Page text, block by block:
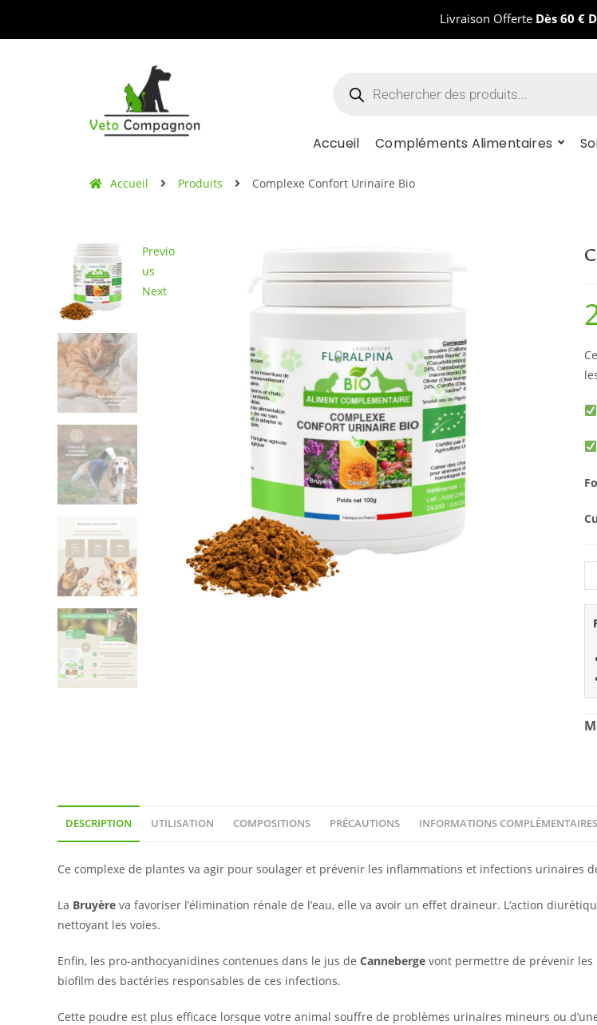
Livraison Offerte Dès 60 €
Accueil Compléments Alimentaires
Accueil Produits Complexe Confort Urinaire Bio
Previo
us
Next
DESCRIPTION UTILISATION COMPOSITIONS PRÉCAUTIONS INFORMATIONS COMPLÉMENTAIRES
Ce complexe de plantes va agir pour soulager et prévenir les inflammations et infections urinaires
La Bruyère va favoriser l’élimination rénale de l’eau, elle va avoir un effet draineur. L’action
nettoyant les voies.
Enfin, les pro-anthocyanidines contenues dans le jus de Canneberge vont permettre de prévenir
biofilm des bactéries responsables de ces infections.
Cette poudre est plus efficace lorsque votre animal souffre de problèmes urinaires mineurs ou